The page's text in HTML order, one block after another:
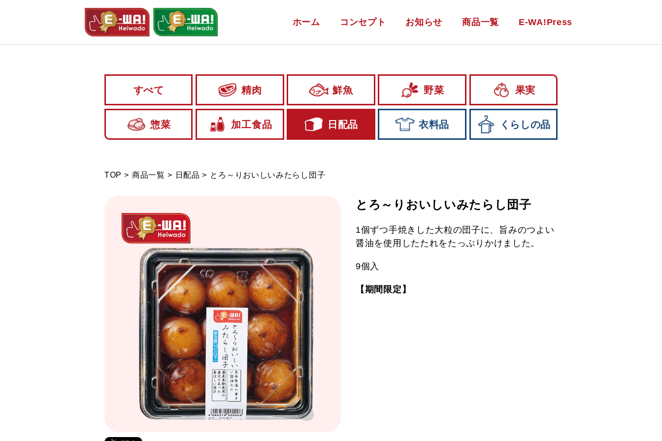
ホーム コンセプト お知らせ 商品一覧 E-WA!Press
すべて 精肉 鮮魚 野菜 果実
惣菜 加工食品 日配品 衣料品 くらしの品
TOP 商品一覧 日配品 とろ～りおいしいみたらし団子
とろ～りおいしいみたらし団子
1個ずつ手焼きした大粒の団子に、旨みのつよい
醤油を使用したたれをたっぷりかけました。
9個入
【期間限定】